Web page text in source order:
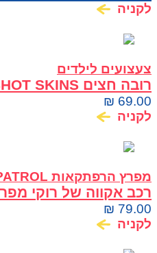
לקניה
צעצועים לילדים
רובה חצים XSHOT SKINS דגם GAME OVER
₪ 69.00
לקניה
מפרץ הרפתקאות PAW PATROL
Pups עם דמות Rocky ₪ 79.00
לקניה